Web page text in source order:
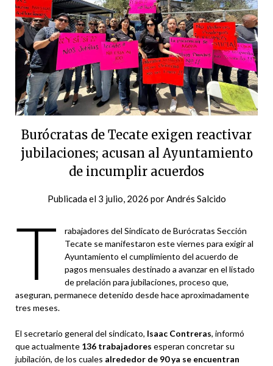
Burócratas de Tecate exigen reactivar
jubilaciones; acusan al Ayuntamiento
de incumplir acuerdos
Publicada el 3 julio, 2026 porAndrés Salcido
T
rabajadores del Sindicato de Burócratas Sección
Tecate se manifestaron este viernes para exigir al
Ayuntamiento el cumplimiento del acuerdo de
pagos mensuales destinado a avanzar en el listado
de prelación para jubilaciones, proceso que,
aseguran, permanece detenido desde hace aproximadamente
tres meses.
El secretario general del sindicato, Isaac Contreras, informó
que actualmente 136 trabajadores esperan concretar su
jubilación, de los cuales alrededor de 90 ya se encuentran